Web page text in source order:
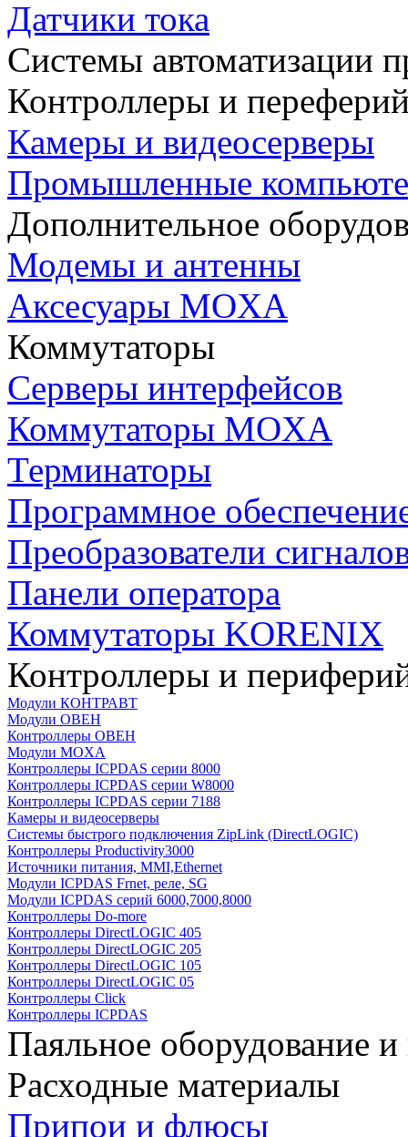
Датчики тока
Системы автоматизации
Контроллеры и
Камеры и видеосерверы
Промышленные
Дополнительное
Модемы и антенны
Аксесуары MOXA
Коммутаторы
Серверы интерфейсов
Коммутаторы MOXA
Терминаторы
Программное
Преобразователи
Панели оператора
Коммутаторы KORENIX
Контроллеры и
Модули КОНТРАВТ
Модули ОВЕН
Контроллеры ОВЕН
Модули MOXA
Контроллеры ICPDAS серии 8000
Контроллеры ICPDAS серии W8000
Контроллеры ICPDAS серии 7188
Камеры и видеосерверы
Системы быстрого подключения ZipLink (DirectLOGIC)
Контроллеры Productivity3000
Источники питания, MMI,Ethernet
Модули ICPDAS Frnet, реле, SG
Модули ICPDAS серий 6000,7000,8000
Контроллеры Do-more
Контроллеры DirectLOGIC 405
Контроллеры DirectLOGIC 205
Контроллеры DirectLOGIC 105
Контроллеры DirectLOGIC 05
Контроллеры Click
Контроллеры ICPDAS
Паяльное оборудование
Расходные материалы
Припои и флюсы